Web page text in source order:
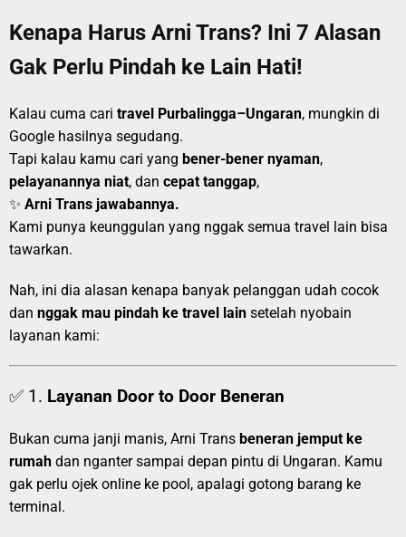
Kenapa Harus Arni Trans? Ini 7 Alasan
Gak Perlu Pindah ke Lain Hati!
Kalau cuma cari travel Purbalingga–Ungaran, mungkin di
Google hasilnya segudang.
Tapi kalau kamu cari yang bener-bener nyaman,
pelayanannya niat, dan cepat tanggap,
✨ Arni Trans jawabannya.
Kami punya keunggulan yang nggak semua travel lain bisa
tawarkan.
Nah, ini dia alasan kenapa banyak pelanggan udah cocok
dan nggak mau pindah ke travel lain setelah nyobain
layanan kami:
✅ 1. Layanan Door to Door Beneran
Bukan cuma janji manis, Arni Trans beneran jemput ke
rumah dan nganter sampai depan pintu di Ungaran. Kamu
gak perlu ojek online ke pool, apalagi gotong barang ke
terminal.